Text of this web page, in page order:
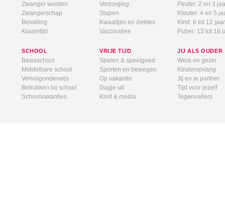
Zwanger worden
Zwangerschap
Bevalling
Kraamtijd
Verzorging
Slapen
Kwaaltjes en ziektes
Vaccinaties
Peuter: 2 en 3
Kleuter: 4 en 5
Kind: 6 tot 12 jaar
Puber: 13 tot 18
SCHOOL
Basisschool
Middelbare school
Vervolgonderwijs
Betrokken bij school
Schoolvakanties
VRIJE TIJD
Spelen & speelgoed
Sporten en bewegen
Op vakantie
Dagje uit
Kind & media
JIJ ALS OUDER
Werk en gezin
Kinderopvang
Jij en je partner
Tijd voor jezelf
Tegenvallers